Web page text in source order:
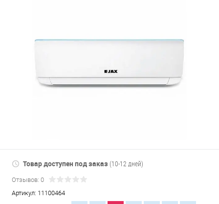
Товар доступен под заказ (10-12 дней)
Отзывов: 0
Артикул: 11100464